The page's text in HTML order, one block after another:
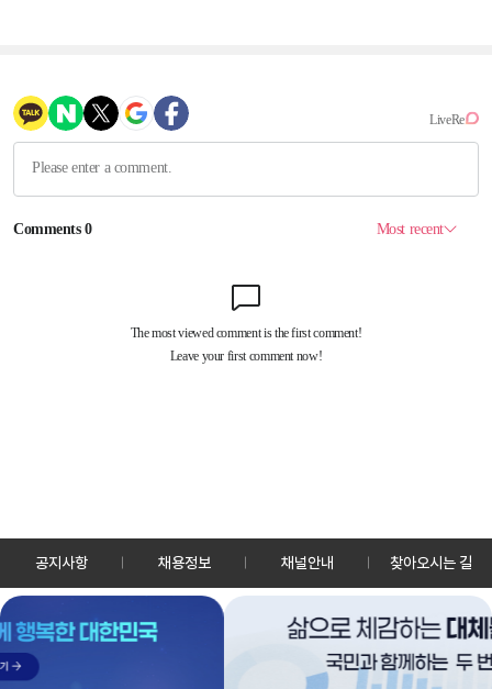
공지사항 채용정보 채널안내 찾아오시는 길
30128 세종특별자치시 정부2청사로 13 한국정책방송원 KTV
TEL: 044-204-8000
Copyrightⓒ KTV 국민방송 All Rights Reserved.